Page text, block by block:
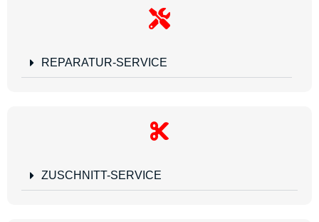
REPARATUR-SERVICE
ZUSCHNITT-SERVICE